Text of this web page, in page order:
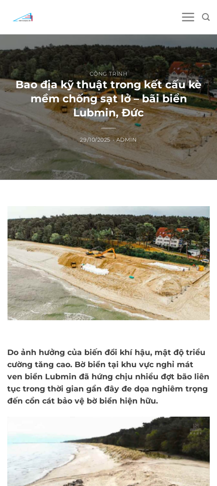
CÔNG TRÌNH
Bao địa kỹ thuật trong kết cấu kè
mềm chống sạt lở – bãi biển
Lubmin, Đức
29/10/2025-ADMIN
Do ảnh hưởng của biến đổi khí hậu, mật độ triều
cường tăng cao. Bờ biển tại khu vực nghỉ mát
ven biển Lubmin đã hứng chịu nhiều đợt bão liên
tục trong thời gian gần đây đe dọa nghiêm trọng
đến cồn cát bảo vệ bờ biển hiện hữu.